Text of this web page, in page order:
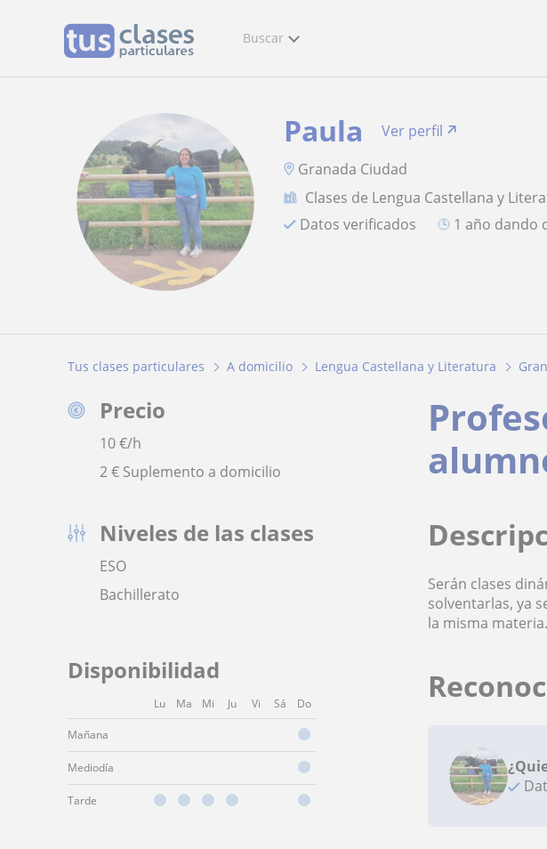
Buscar
Paula
Ver perfil
Granada Ciudad
Clases de Lengua Castellana y
Datos verificados
1 año dando
Tus clases particulares A domicilio Lengua Castellana y Literatura
Precio
10€/h
2 € Suplemento a domicilio
Niveles de las clases
ESO
Bachillerato
Disponibilidad
Lu Ma Mi Ju Vi Sá Do
Mañana
Mediodía
Tarde
Serán clases
solventarlas, ya
la misma